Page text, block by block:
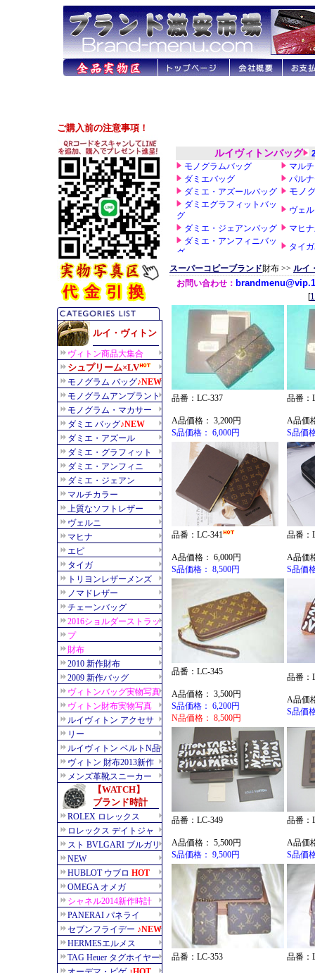
スーパーコピーブランド財布 >> ルイ
[1
品番：LC-337
A品価格： 3,200円
S品価格： 6,000円
品番：
A品価
S品価
品番：LC-341
A品価格： 6,000円
S品価格： 8,500円
品番：
A品価
S品価
品番：LC-345
A品価格： 3,500円
S品価格： 6,200円
N品価格： 8,500円
品番：
A品価
S品価
品番：LC-349
A品価格： 5,500円
S品価格： 9,500円
品番：
A品価
S品価
品番：LC-353 品番：